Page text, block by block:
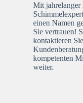
Mit jahrelanger
einen Namen
Sie vertrauen!
kontaktieren
kompetenten
weiter.